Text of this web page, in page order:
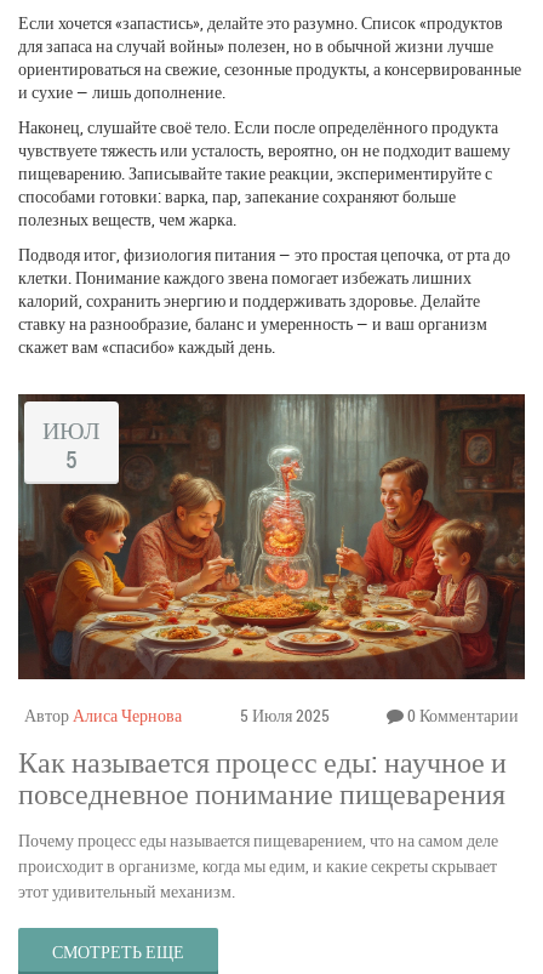
Если хочется «запастись», делайте это разумно. Список «продуктов
для запаса на случай войны» полезен, но в обычной жизни лучше
ориентироваться на свежие, сезонные продукты, а консервированные
и сухие — лишь дополнение.
Наконец, слушайте своё тело. Если после определённого продукта
чувствуете тяжесть или усталость, вероятно, он не подходит вашему
пищеварению. Записывайте такие реакции, экспериментируйте с
способами готовки: варка, пар, запекание сохраняют больше
полезных веществ, чем жарка.
Подводя итог, физиология питания — это простая цепочка, от рта до
клетки. Понимание каждого звена помогает избежать лишних
калорий, сохранить энергию и поддерживать здоровье. Делайте
ставку на разнообразие, баланс и умеренность — и ваш организм
скажет вам «спасибо» каждый день.
ИЮЛ
5
АвторАлиса Чернова 5 Июля 2025 0 Комментарии
Как называется процесс еды: научное и
повседневное понимание пищеварения
Почему процесс еды называется пищеварением, что на самом деле
происходит в организме, когда мы едим, и какие секреты скрывает
этот удивительный механизм.
СМОТРЕТЬ ЕЩЕ